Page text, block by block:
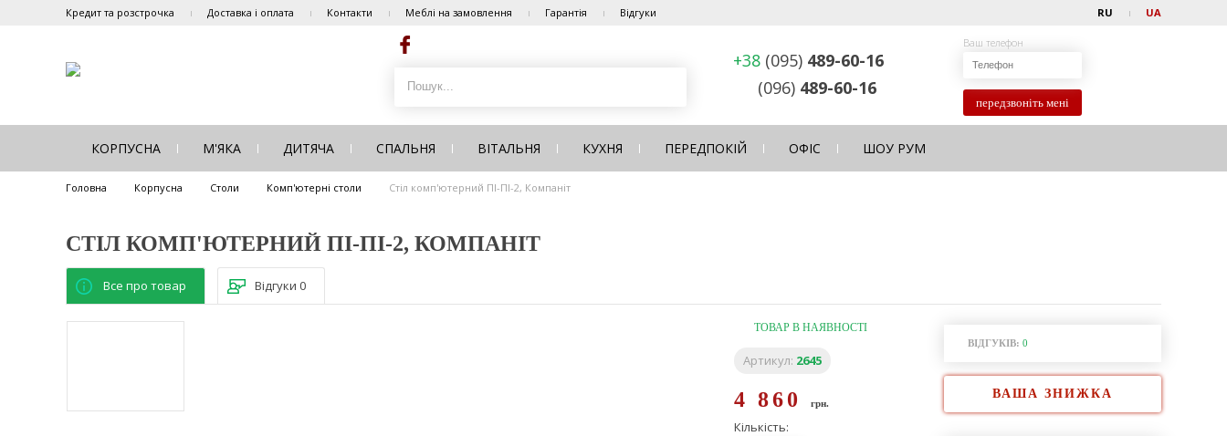
Кредит та розстрочка Доставка і оплата Контакти Меблі на замовлення Гарантія Відгуки RU UA
+38 (095) 489-60-16
(096) 489-60-16
Ваш телефон
передзвоніть мені
КОРПУСНА М'ЯКА ДИТЯЧА СПАЛЬНЯ ВІТАЛЬНЯ КУХНЯ ПЕРЕДПОКІЙ ОФІС ШОУ РУМ
Головна Корпусна Столи Комп'ютерні столи Стіл комп'ютерний ПІ-ПІ-2, Компаніт
СТІЛ КОМП'ЮТЕРНИЙ ПІ-ПІ-2, КОМПАНІТ
Все про товар Відгуки 0
ТОВАР В НАЯВНОСТІ
Артикул: 2645
4 860 грн.
Кількість:
ВІДГУКІВ: 0
ВАША ЗНИЖКА